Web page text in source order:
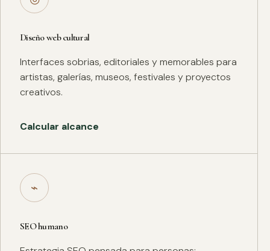
Diseño web cultural
Interfaces sobrias, editoriales y memorables para
artistas, galerías, museos, festivales y proyectos
creativos.
Calcular alcance
⌁
SEO humano